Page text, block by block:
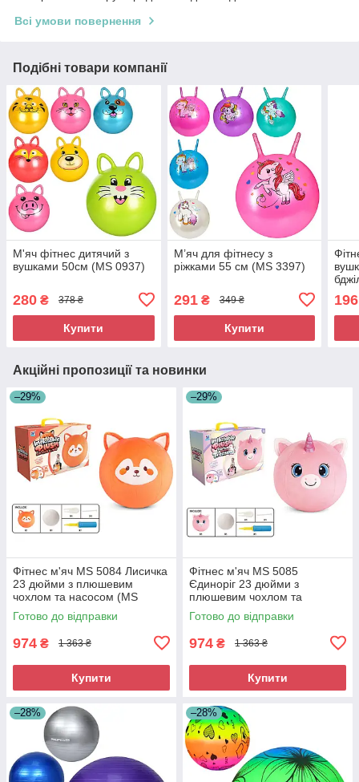
Всі умови повернення
Подібні товари компанії
М'яч фітнес дитячий з
вушками 50см (MS 0937)
280 ₴ 378 ₴
Купити
М’яч для фітнесу з
ріжками 55 см (MS 3397)
291₴ 349 ₴
Купити
196
Акційні пропозиції та новинки
–29%
Фітнес м'яч MS 5084 Лисичка
23 дюйми з плюшевим
чохлом та насосом (MS
5084)
Готово до відправки
974 ₴ 1 363 ₴
Купити
–29%
Фітнес м'яч MS 5085
Єдиноріг 23 дюйми з
плюшевим чохлом та
насосом (MS 5085)
Готово до відправки
974 ₴ 1 363 ₴
Купити
–28% –28%